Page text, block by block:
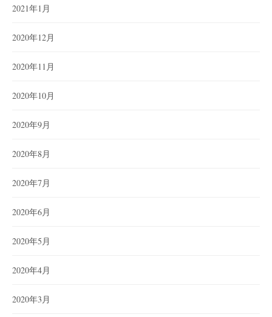
2021年1月
2020年12月
2020年11月
2020年10月
2020年9月
2020年8月
2020年7月
2020年6月
2020年5月
2020年4月
2020年3月